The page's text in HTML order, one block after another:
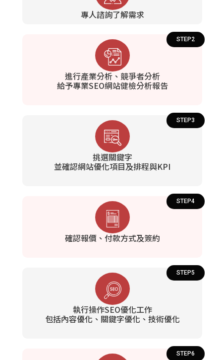
專人諮詢了解需求
進行產業分析、競爭者分析
給予專業SEO網站健檢分析報告
STEP2
挑選關鍵字
並確認網站優化項目及排程與KPI
STEP3
確認報價、付款方式及簽約
STEP4
執行操作SEO優化工作
包括內容優化、關鍵字優化、技術優化
STEP5
STEP6